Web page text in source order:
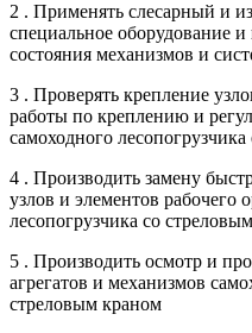
2 . Применять слесарный и
специальное оборудование
состояния механизмов и
3 . Проверять крепление
работы по креплению и
самоходного
4 . Производить замену
узлов и элементов рабочего
лесопогрузчика со
5 . Производить осмотр и
агрегатов и механизмов
стреловым краном